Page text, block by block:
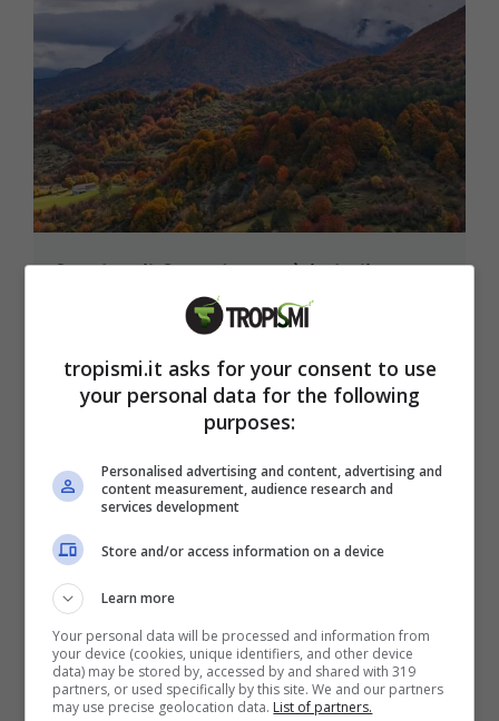
Sembra il Canada, ma è in Italia:
questo luogo magico sembra uscito
10 Dicembre 2025
tropismi.it asks for your consent to use
your personal data for the following
purposes:
Personalised advertising and content, advertising and
content measurement, audience research and
services development
Store and/or access information on a device
Learn more
Your personal data will be processed and information from
your device (cookies, unique identifiers, and other device
data) may be stored by, accessed by and shared with 319
partners, or used specifically by this site. We and our partners
may use precise geolocation data. List of partners.